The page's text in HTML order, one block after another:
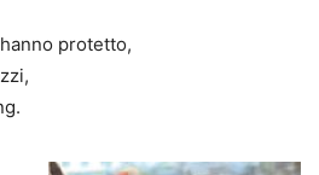
protetto,